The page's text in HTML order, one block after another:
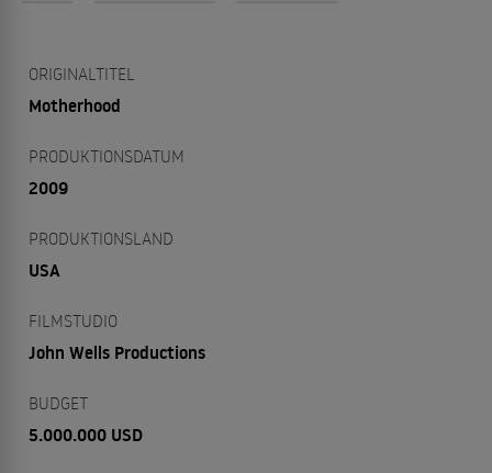
ORIGINALTITEL
Motherhood
PRODUKTIONSDATUM
2009
PRODUKTIONSLAND
USA
FILMSTUDIO
John Wells Productions
BUDGET
5.000.000 USD